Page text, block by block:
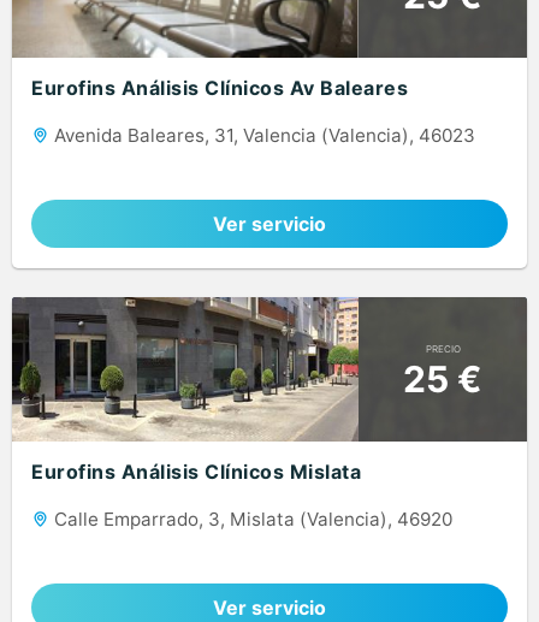
Eurofins Análisis Clínicos Av Baleares
Avenida Baleares, 31, Valencia (Valencia), 46023
Ver servicio
PRECIO
25 €
Eurofins Análisis Clínicos Mislata
Calle Emparrado, 3, Mislata (Valencia), 46920
Ver servicio